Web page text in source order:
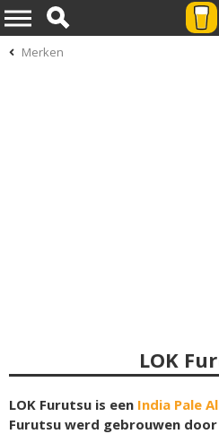
Merken
LOK
LOK Furutsu is een India Pale
Furutsu werd gebrouwen door